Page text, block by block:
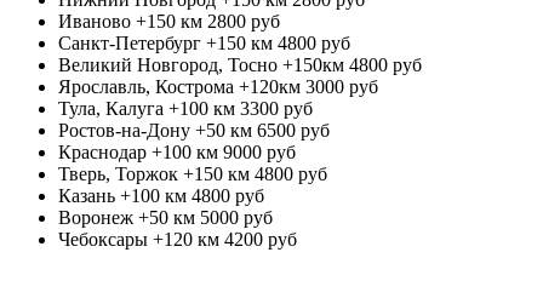
Иваново +150 км 2800 руб
Санкт-Петербург +150 км 4800 руб
Великий Новгород, Тосно +150км 4800 руб
Ярославль, Кострома +120км 3000 руб
Тула, Калуга +100 км 3300 руб
Ростов-на-Дону +50 км 6500 руб
Краснодар +100 км 9000 руб
Тверь, Торжок +150 км 4800 руб
Казань +100 км 4800 руб
Воронеж +50 км 5000 руб
Чебоксары +120 км 4200 руб